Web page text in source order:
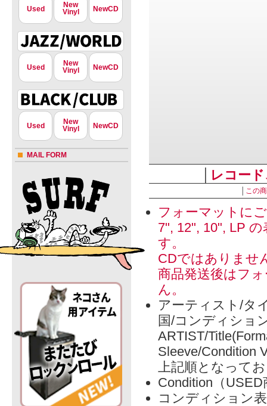
Used
New
Vinyl
NewCD
Used
New
Vinyl
NewCD
Used
New
Vinyl
NewCD
MAIL FORM
レコー
この
フォーマットに
7", 12", 10", LP
す。
CDではありませ
商品発送後はフ
ん。
アーティスト/タ
国/コンディショ
ARTIST/
Sleeve/Condition
上記順となって
Condition（
コンディション